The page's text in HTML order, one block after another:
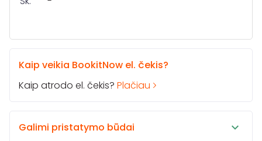
Kaip veikia BookitNow el. čekis?
Kaip atrodo el. čekis? Plačiau
Galimi pristatymo būdai